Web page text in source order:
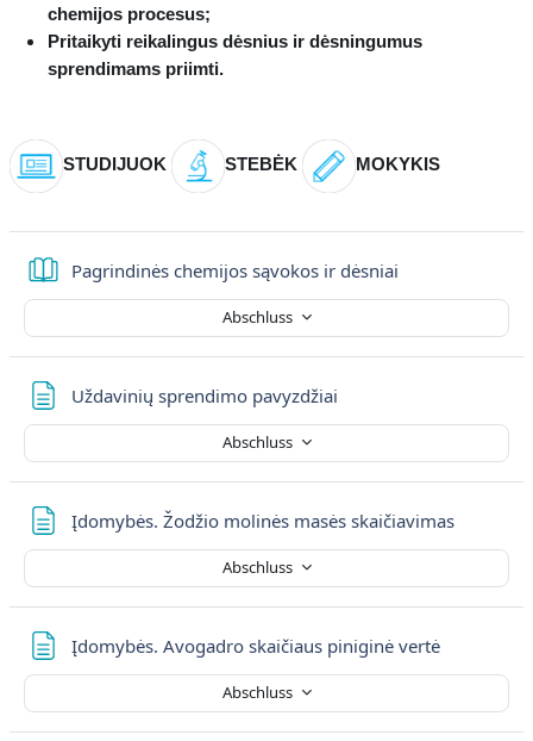
chemijos procesus;
Pritaikyti reikalingus dėsnius ir dėsningumus
sprendimams priimti.
STUDIJUOK STEBĖK MOKYKIS
Pagrindinės chemijos sąvokos ir dėsniai
Abschluss
Uždavinių sprendimo pavyzdžiai
Abschluss
Įdomybės. Žodžio molinės masės skaičiavimasTextseite
Abschluss
Įdomybės. Avogadro skaičiaus piniginė vertėTextseite
Abschluss